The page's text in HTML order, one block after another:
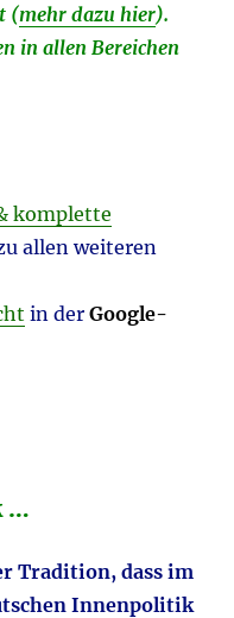
(mehr dazu hier).
in allen Bereichen
komplette
allen weiteren
in derGoogle-
…
Tradition, dass im
Innenpolitik